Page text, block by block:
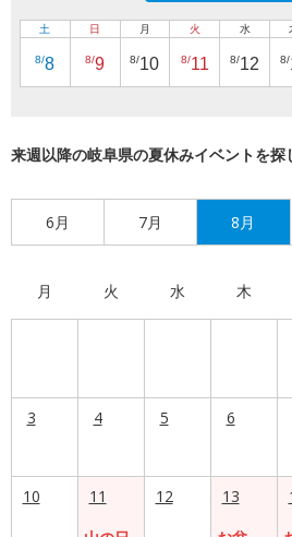
土
8/8
日
8/9
月
8/10
火
8/11
水
8/12 8/
来週以降の岐阜県の夏休みイベントを探
6月 7月 8月
月 火 水 木
3 4 5 6
10
11
12
13